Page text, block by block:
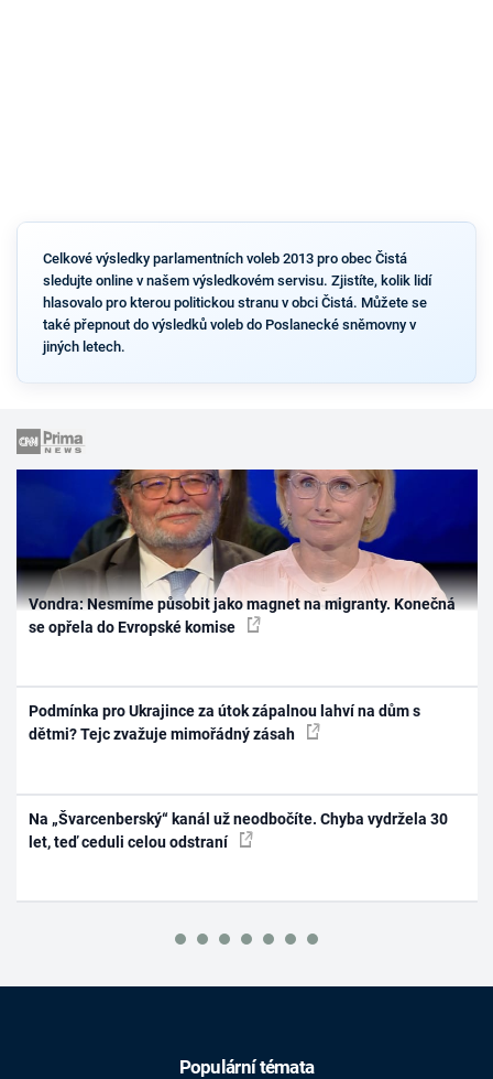
Celkové výsledky parlamentních voleb 2013 pro obec Čistá
sledujte online v našem výsledkovém servisu. Zjistíte, kolik lidí
hlasovalo pro kterou politickou stranu v obci Čistá. Můžete se
také přepnout do výsledků voleb do Poslanecké sněmovny v
jiných letech.
Vondra: Nesmíme působit jako magnet na migranty. Konečná
se opřela do Evropské komise
Podmínka pro Ukrajince za útok zápalnou lahví na dům s
dětmi? Tejc zvažuje mimořádný zásah
Na „Švarcenberský“ kanál už neodbočíte. Chyba vydržela 30
let, teď ceduli celou odstraní
Populární témata